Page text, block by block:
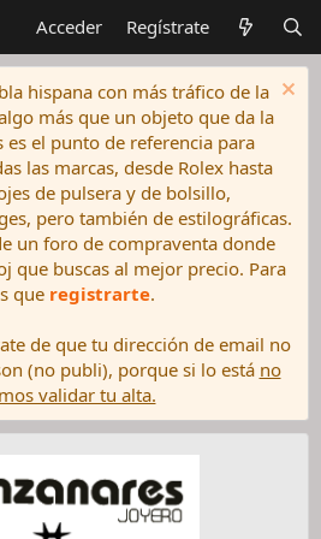
Acceder Regístrate
hispana con más tráfico de la
más que un objeto que da la
es el punto de referencia para
las marcas, desde Rolex hasta
de pulsera y de bolsillo,
pero también de estilográficas.
un foro de compraventa donde
que buscas al mejor precio. Para
que registrarte.
de que tu dirección de email no
(no publi), porque si lo está no
validar tu alta.